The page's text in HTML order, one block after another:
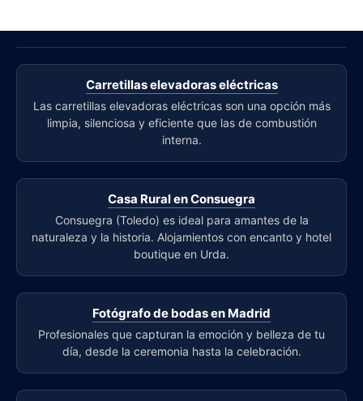
Carretillas elevadoras eléctricas
Las carretillas elevadoras eléctricas son una opción más
limpia, silenciosa y eficiente que las de combustión
interna.
Casa Rural en Consuegra
Consuegra (Toledo) es ideal para amantes de la
naturaleza y la historia. Alojamientos con encanto y hotel
boutique en Urda.
Fotógrafo de bodas en Madrid
Profesionales que capturan la emoción y belleza de tu
día, desde la ceremonia hasta la celebración.